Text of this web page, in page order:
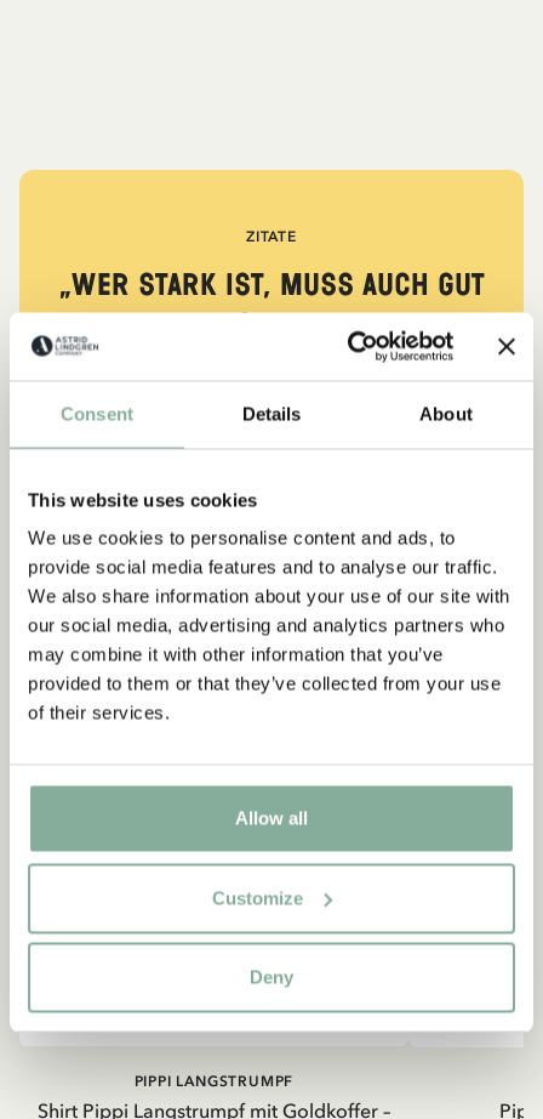
Consent Details About
This website uses cookies
We use cookies to personalise content and ads, to
provide social media features and to analyse our traffic.
We also share information about your use of our site with
our social media, advertising and analytics partners who
may combine it with other information that you’ve
provided to them or that they’ve collected from your use
of their services.
Allow all
Customize
Deny
ZITATE
„Wer stark ist, muss auch gut
sein.“
DIE PIPPI-LANGSTRUMPF-SAMMLUNG
NEU
Shirt Pippi Langstrumpf mit Goldkoffer –
PIPPI LANGSTRUMPF
-15%